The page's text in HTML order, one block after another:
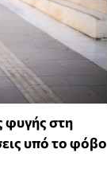
φυγής στη
υπό το φόβο